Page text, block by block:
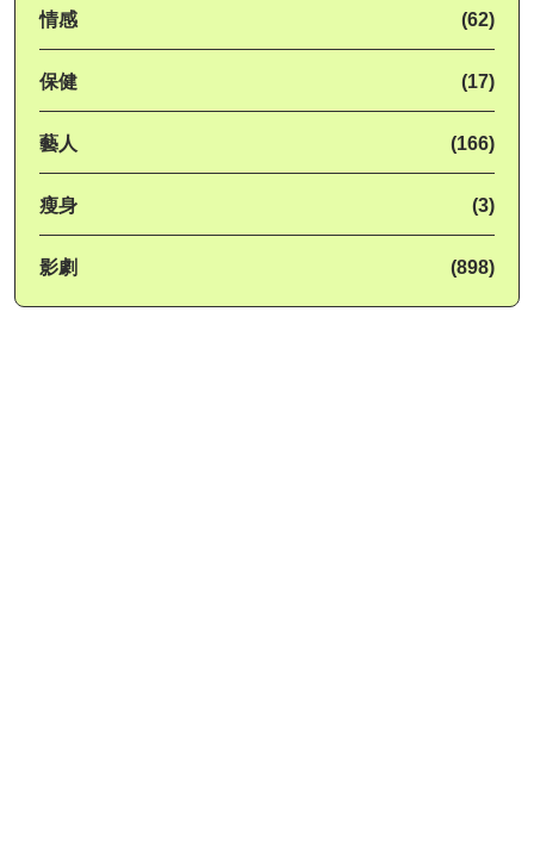
情感 (62)
保健 (17)
藝人 (166)
瘦身 (3)
影劇 (898)